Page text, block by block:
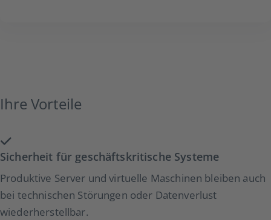
Ihre Vorteile
Sicherheit für geschäftskritische Systeme
Produktive Server und virtuelle Maschinen bleiben auch
bei technischen Störungen oder Datenverlust
wiederherstellbar.